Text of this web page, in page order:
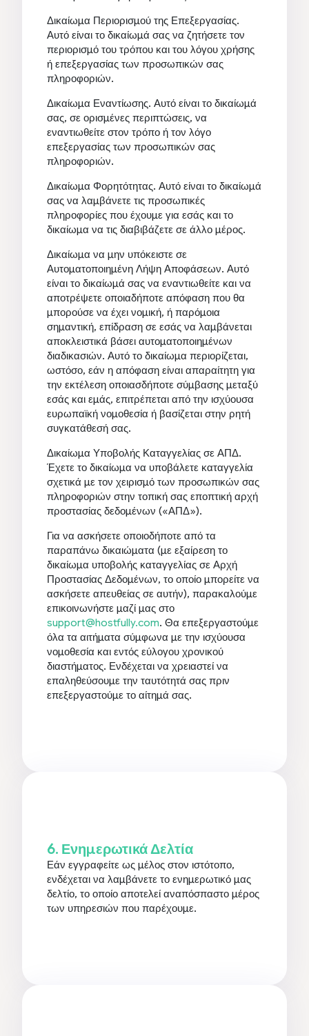
Δικαίωμα Περιορισμού της Επεξεργασίας.
Αυτό είναι το δικαίωμά σας να ζητήσετε τον
περιορισμό του τρόπου και του λόγου χρήσης
ή επεξεργασίας των προσωπικών σας
πληροφοριών.
Δικαίωμα Εναντίωσης. Αυτό είναι το δικαίωμά
σας, σε ορισμένες περιπτώσεις, να
εναντιωθείτε στον τρόπο ή τον λόγο
επεξεργασίας των προσωπικών σας
πληροφοριών.
Δικαίωμα Φορητότητας. Αυτό είναι το δικαίωμά
σας να λαμβάνετε τις προσωπικές
πληροφορίες που έχουμε για εσάς και το
δικαίωμα να τις διαβιβάζετε σε άλλο μέρος.
Δικαίωμα να μην υπόκειστε σε
Αυτοματοποιημένη Λήψη Αποφάσεων. Αυτό
είναι το δικαίωμά σας να εναντιωθείτε και να
αποτρέψετε οποιαδήποτε απόφαση που θα
μπορούσε να έχει νομική, ή παρόμοια
σημαντική, επίδραση σε εσάς να λαμβάνεται
αποκλειστικά βάσει αυτοματοποιημένων
διαδικασιών. Αυτό το δικαίωμα περιορίζεται,
ωστόσο, εάν η απόφαση είναι απαραίτητη για
την εκτέλεση οποιασδήποτε σύμβασης μεταξύ
εσάς και εμάς, επιτρέπεται από την ισχύουσα
ευρωπαϊκή νομοθεσία ή βασίζεται στην ρητή
συγκατάθεσή σας.
Δικαίωμα Υποβολής Καταγγελίας σε ΑΠΔ.
Έχετε το δικαίωμα να υποβάλετε καταγγελία
σχετικά με τον χειρισμό των προσωπικών σας
πληροφοριών στην τοπική σας εποπτική αρχή
προστασίας δεδομένων («ΑΠΔ»).
Για να ασκήσετε οποιοδήποτε από τα
παραπάνω δικαιώματα (με εξαίρεση το
δικαίωμα υποβολής καταγγελίας σε Αρχή
Προστασίας Δεδομένων, το οποίο μπορείτε να
ασκήσετε απευθείας σε αυτήν), παρακαλούμε
επικοινωνήστε μαζί μας στο
support@hostfully.com. Θα επεξεργαστούμε
όλα τα αιτήματα σύμφωνα με την ισχύουσα
νομοθεσία και εντός εύλογου χρονικού
διαστήματος. Ενδέχεται να χρειαστεί να
επαληθεύσουμε την ταυτότητά σας πριν
επεξεργαστούμε το αίτημά σας.
6. Ενημερωτικά Δελτία
Εάν εγγραφείτε ως μέλος στον ιστότοπο,
ενδέχεται να λαμβάνετε το ενημερωτικό μας
δελτίο, το οποίο αποτελεί αναπόσπαστο μέρος
των υπηρεσιών που παρέχουμε.